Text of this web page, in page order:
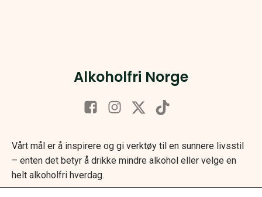
Alkoholfri Norge
Vårt mål er å inspirere og gi verktøy til en sunnere livsstil
– enten det betyr å drikke mindre alkohol eller velge en
helt alkoholfri hverdag.